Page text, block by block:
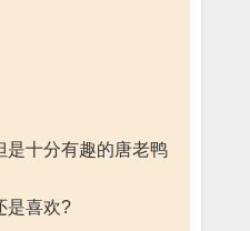
是十分有趣的唐老鸭
是喜欢?